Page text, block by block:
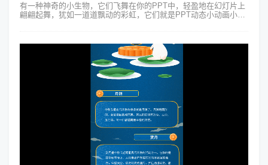
有一种神奇的小生物，它们飞舞在你的PPT中，轻盈地在幻灯片上
翩翩起舞，犹如一道道飘动的彩虹，它们就是PPT动态小动画小蝴